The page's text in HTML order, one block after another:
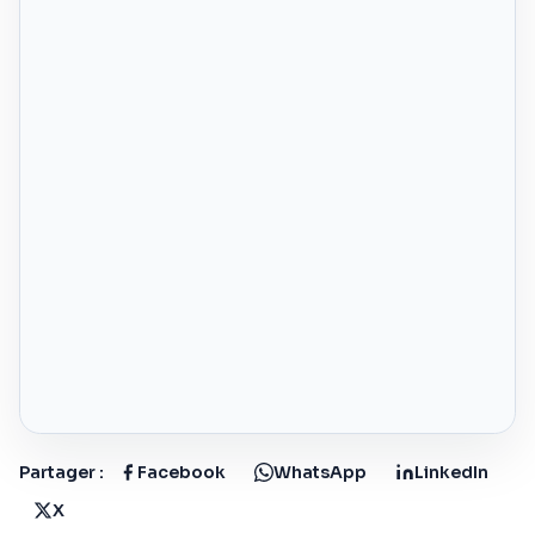
Partager : Facebook WhatsApp
LinkedIn
X